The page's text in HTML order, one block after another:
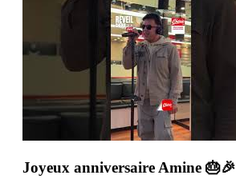
Joyeux anniversaire Amine 🎂🎉